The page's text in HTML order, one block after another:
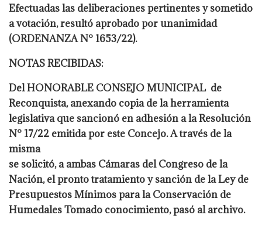
Efectuadas las deliberaciones pertinentes y sometido
a votación, resultó aprobado por unanimidad
(ORDENANZA N° 1653/22).
NOTAS RECIBIDAS:
Del HONORABLE CONSEJO MUNICIPAL de
Reconquista, anexando copia de la herramienta
legislativa que sancionó en adhesión a la Resolución
N° 17/22 emitida por este Concejo. A través de la
misma
se solicitó, a ambas Cámaras del Congreso de la
Nación, el pronto tratamiento y sanción de la Ley de
Presupuestos Mínimos para la Conservación de
Humedales Tomado conocimiento, pasó al archivo.